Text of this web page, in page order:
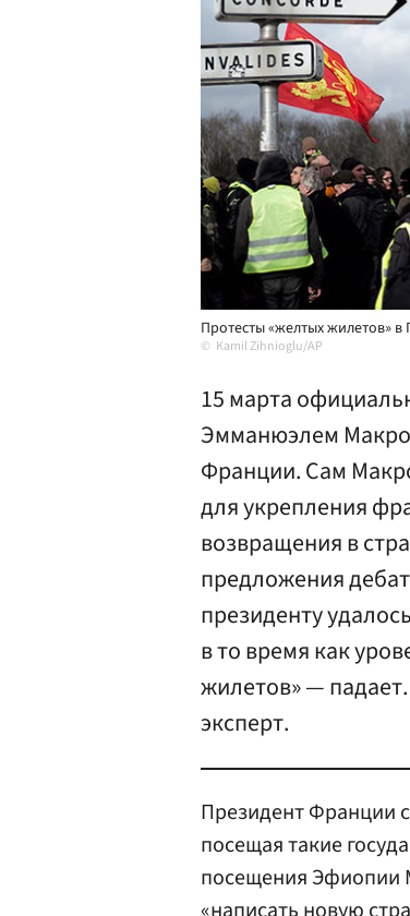
Протесты «желтых жилетов»
Kamil Zihnioglu/AP
15 марта
Эмманюэлем
Франции. Сам
для укрепления
возвращения в
предложения
президенту
в то время как
жилетов» —
эксперт.
Президент Франции
посещая такие
посещения Эфиопии